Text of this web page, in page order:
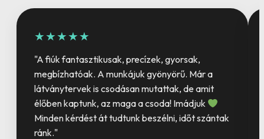
★★★★★
"A fiúk fantasztikusak, precízek, gyorsak,
megbízhatóak. A munkájuk gyönyörű. Már a
látványtervek is csodásan mutattak, de amit
élőben kaptunk, az maga a csoda! Imádjuk
Minden kérdést át tudtunk beszélni, időt szántak
ránk."